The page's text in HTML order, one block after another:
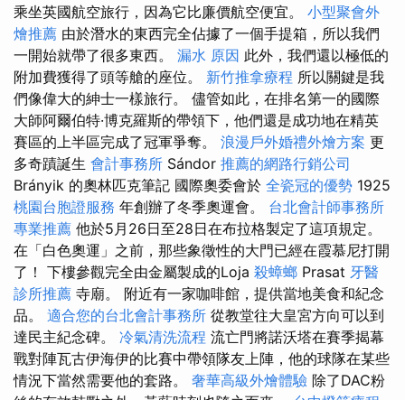
乘坐英國航空旅行，因為它比廉價航空便宜。 小型聚會外
燴推薦 由於潛水的東西完全佔據了一個手提箱，所以我們
一開始就帶了很多東西。 漏水 原因 此外，我們還以極低的
附加費獲得了頭等艙的座位。 新竹推拿療程 所以關鍵是我
們像偉大的紳士一樣旅行。 儘管如此，在排名第一的國際
大師阿爾伯特·博克羅斯的帶領下，他們還是成功地在精英
賽區的上半區完成了冠軍爭奪。 浪漫戶外婚禮外燴方案 更
多奇蹟誕生 會計事務所 Sándor 推薦的網路行銷公司
Brányik 的奧林匹克筆記 國際奧委會於 全瓷冠的優勢 1925
桃園台胞證服務 年創辦了冬季奧運會。 台北會計師事務所
專業推薦 他於5月26日至28日在布拉格製定了這項規定。
在「白色奧運」之前，那些象徵性的大門已經在霞慕尼打開
了！ 下樓參觀完全由金屬製成的Loja 殺蟑螂 Prasat 牙醫
診所推薦 寺廟。 附近有一家咖啡館，提供當地美食和紀念
品。 適合您的台北會計事務所 從教堂往大皇宮方向可以到
達民主紀念碑。 冷氣清洗流程 流亡門將諾沃塔在賽季揭幕
戰對陣瓦古伊海伊的比賽中帶領隊友上陣，他的球隊在某些
情況下當然需要他的套路。 奢華高級外燴體驗 除了DAC粉